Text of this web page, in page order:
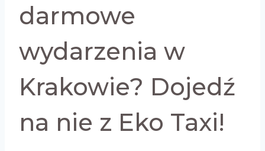
darmowe
wydarzenia w
Krakowie? Dojedź
na nie z Eko Taxi!